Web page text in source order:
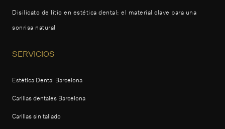
Disilicato de litio en estética dental: el material clave para una
sonrisa natural
SERVICIOS
Estética Dental Barcelona
Carillas dentales Barcelona
Carillas sin tallado